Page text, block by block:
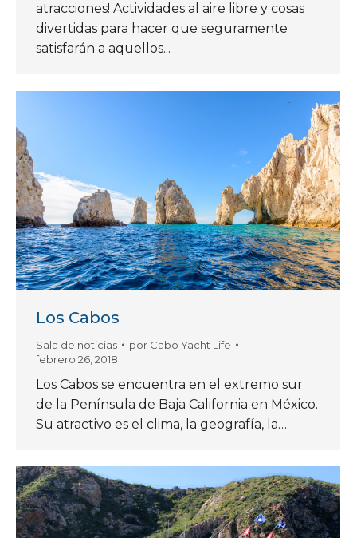
atracciones! Actividades al aire libre y cosas
divertidas para hacer que seguramente
satisfarán a aquellos...
Los Cabos
Sala de noticias por Cabo Yacht Life
febrero 26, 2018
Los Cabos se encuentra en el extremo sur
de la Península de Baja California en México.
Su atractivo es el clima, la geografía, la…